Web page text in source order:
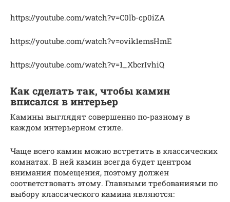
https://youtube.com/watch?v=C0lb-cp0iZA
https://youtube.com/watch?v=ovik1emsHmE
https://youtube.com/watch?v=1_XbcrIvhiQ
Как сделать так, чтобы камин
вписался в интерьер
Камины выглядят совершенно по-разному в
каждом интерьерном стиле.
Чаще всего камин можно встретить в классических
комнатах. В ней камин всегда будет центром
внимания помещения, поэтому должен
соответствовать этому. Главными требованиями по
выбору классического камина являются: